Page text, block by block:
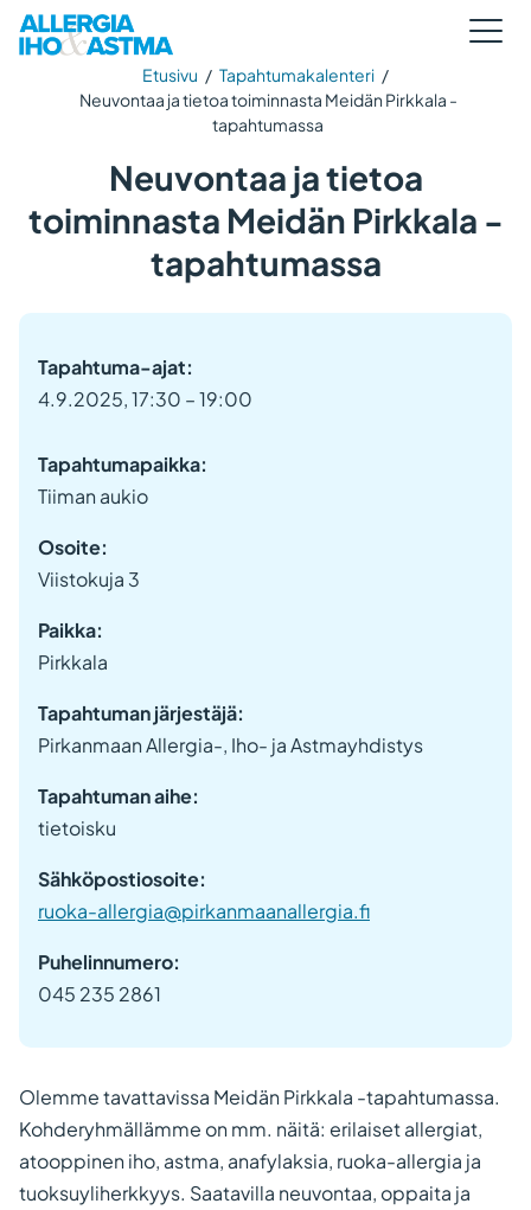
Etusivu / Tapahtumakalenteri /
Neuvontaa ja tietoa toiminnasta Meidän Pirkkala -
tapahtumassa
Neuvontaa ja tietoa
toiminnasta Meidän Pirkkala -
tapahtumassa
Tapahtuma-ajat:
4.9.2025, 17:30 – 19:00
Tapahtumapaikka:
Tiiman aukio
Osoite:
Viistokuja 3
Paikka:
Pirkkala
Tapahtuman järjestäjä:
Pirkanmaan Allergia-, Iho- ja Astmayhdistys
Tapahtuman aihe:
tietoisku
Sähköpostiosoite:
ruoka-allergia@pirkanmaanallergia.fi
Puhelinnumero:
045 235 2861
Olemme tavattavissa Meidän Pirkkala -tapahtumassa.
Kohderyhmällämme on mm. näitä: erilaiset allergiat,
atooppinen iho, astma, anafylaksia, ruoka-allergia ja
tuoksuyliherkkyys. Saatavilla neuvontaa, oppaita ja